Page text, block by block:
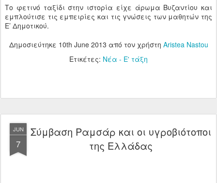
Το φετινό ταξίδι στην ιστορία είχε άρωμα Βυζαντίου και
εμπλούτισε τις εμπειρίες και τις γνώσεις των μαθητών της
Ε’ Δημοτικού.
Δημοσιεύτηκε 10th June 2013 από τον χρήστη Aristea Nastou
Ετικέτες: Νέα - Ε' τάξη
JUN
7
Σύμβαση Ραμσάρ και οι υγροβιότοποι
της Ελλάδας